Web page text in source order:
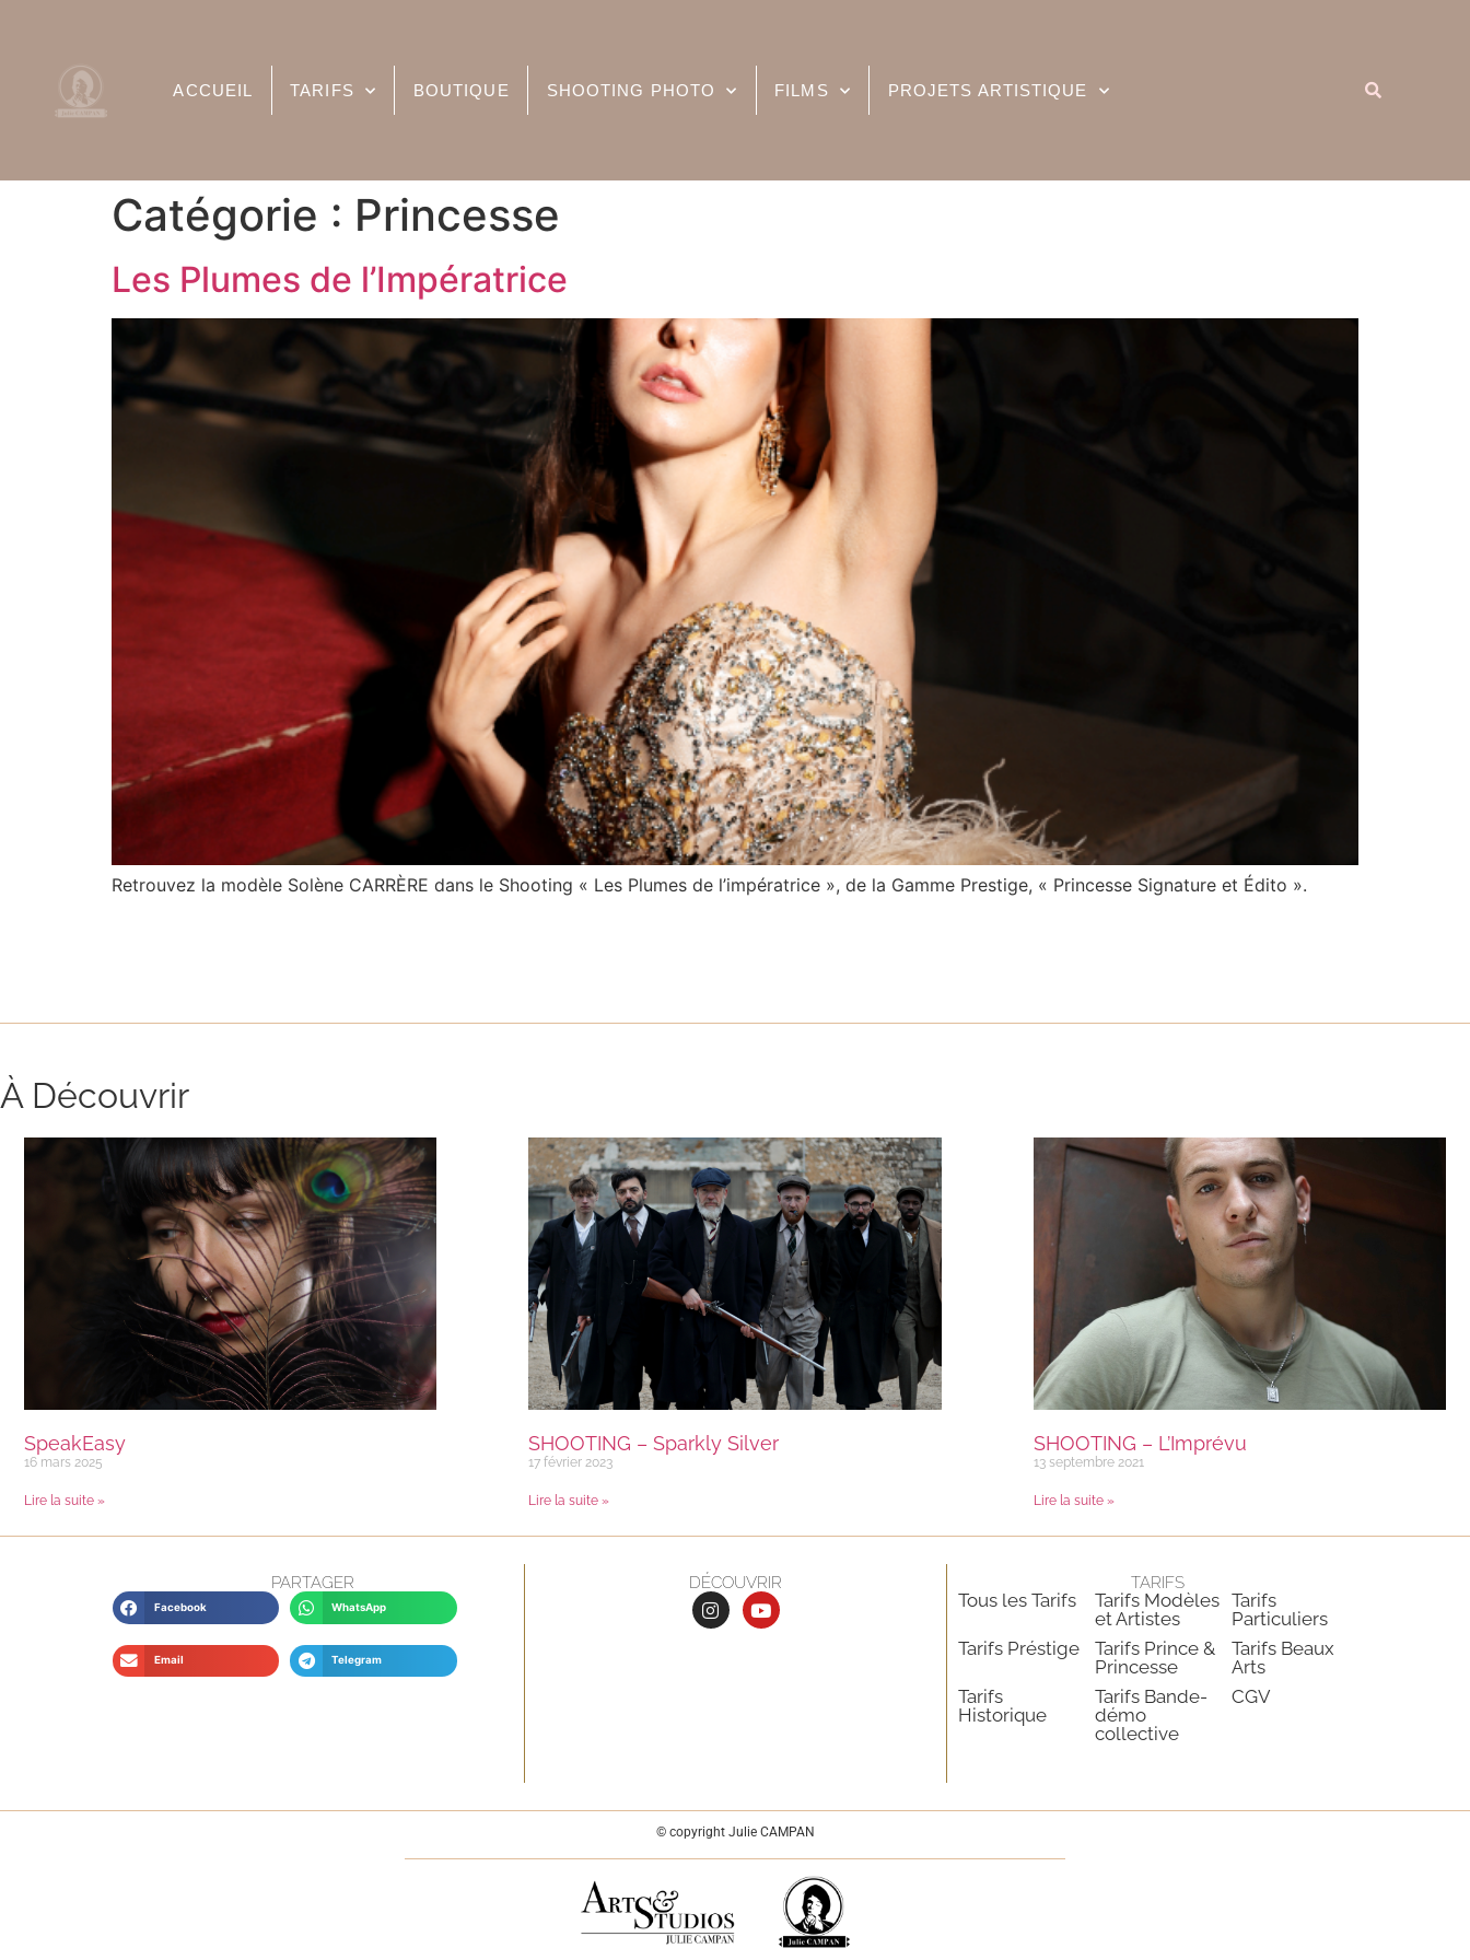
ACCUEIL TARIFS BOUTIQUE SHOOTING PHOTO FILMS PROJETS ARTISTIQUE
Catégorie : Princesse
Les Plumes de l’Impératrice
Retrouvez la modèle Solène CARRÈRE dans le Shooting « Les Plumes de l’impératrice », de la Gamme Prestige, « Princesse Signature et Édito ».
À Découvrir
SpeakEasy
16 mars 2025
Lire la suite »
SHOOTING – Sparkly Silver
17 février 2023
Lire la suite »
SHOOTING – L’Imprévu
13 septembre 2021
Lire la suite »
PARTAGER
Facebook WhatsApp
Email Telegram
DÉCOUVRIR TARIFS
Tous les Tarifs
Tarifs Modèles
et Artistes
Tarifs
Particuliers
Tarifs Préstige
Tarifs Prince &
Princesse
Tarifs Beaux
Arts
Tarifs
Historique
Tarifs Bande-
démo
collective
CGV
© copyright Julie CAMPAN